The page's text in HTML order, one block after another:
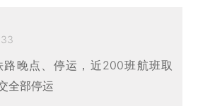
路晚点、停运，近200班航班取
全部停运